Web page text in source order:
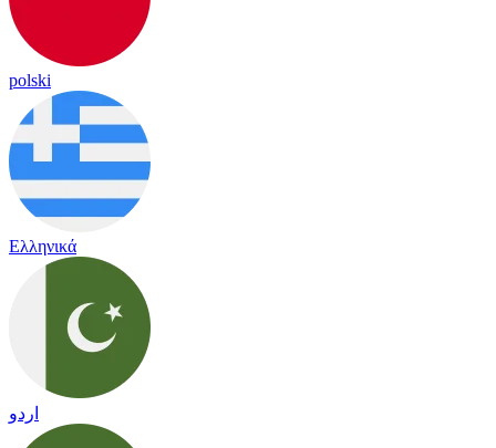
polski
Ελληνικά
اردو